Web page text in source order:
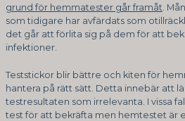
grund för hemmatester går framåt .
som tidigare har avfärdats som
det går att förlita sig på dem för att
infektioner.
Teststickor blir bättre och kiten för
hantera på rätt sätt. Detta innebär att
testresultaten som irrelevanta. I vissa
test för att bekräfta men hemtestet är